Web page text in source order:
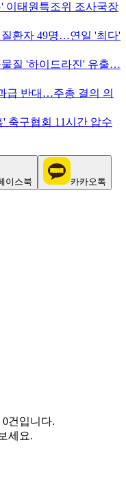
이태원특조위 조사국장
환자 49명…연일 '최다'
질 '하이드라진' 유출…
급 반대…주총 결의 의
축구협회 11시간 압수
이스북 카카오톡
건입니다.
세요.